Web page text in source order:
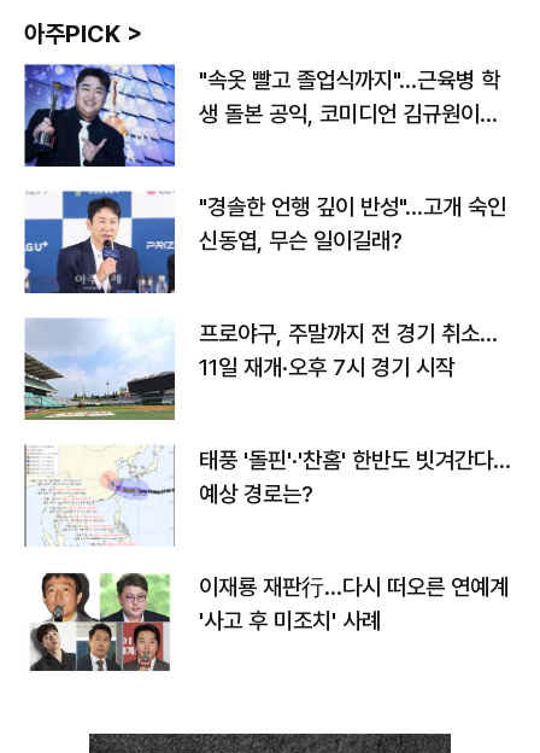
아주PICK >
"속옷 빨고 졸업식까지"…근육병 학
생 돌본 공익, 코미디언 김규원이었
"경솔한 언행 깊이 반성"…고개 숙인
신동엽, 무슨 일이길래?
프로야구, 주말까지 전 경기 취소…
11일 재개·오후 7시 경기 시작
태풍 '돌핀'·'찬홈' 한반도 빗겨간다…
예상 경로는?
이재룡 재판行…다시 떠오른 연예계
'사고 후 미조치' 사례